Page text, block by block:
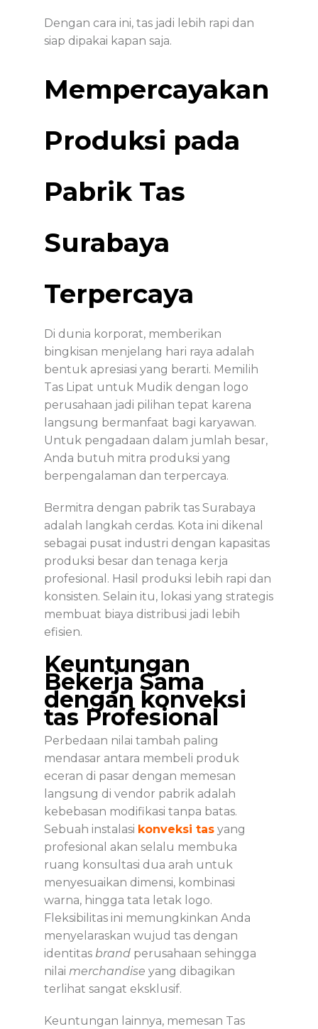
Dengan cara ini, tas jadi lebih rapi dan
siap dipakai kapan saja.
Mempercayakan
Produksi pada
Pabrik Tas
Surabaya
Terpercaya
Di dunia korporat, memberikan
bingkisan menjelang hari raya adalah
bentuk apresiasi yang berarti. Memilih
Tas Lipat untuk Mudik dengan logo
perusahaan jadi pilihan tepat karena
langsung bermanfaat bagi karyawan.
Untuk pengadaan dalam jumlah besar,
Anda butuh mitra produksi yang
berpengalaman dan terpercaya.
Bermitra dengan pabrik tas Surabaya
adalah langkah cerdas. Kota ini dikenal
sebagai pusat industri dengan kapasitas
produksi besar dan tenaga kerja
profesional. Hasil produksi lebih rapi dan
konsisten. Selain itu, lokasi yang strategis
membuat biaya distribusi jadi lebih
efisien.
Keuntungan
Bekerja Sama
dengan konveksi
tas Profesional
Perbedaan nilai tambah paling
mendasar antara membeli produk
eceran di pasar dengan memesan
langsung di vendor pabrik adalah
kebebasan modifikasi tanpa batas.
Sebuah instalasi konveksi tas yang
profesional akan selalu membuka
ruang konsultasi dua arah untuk
menyesuaikan dimensi, kombinasi
warna, hingga tata letak logo.
Fleksibilitas ini memungkinkan Anda
menyelaraskan wujud tas dengan
identitas brand perusahaan sehingga
nilai merchandise yang dibagikan
terlihat sangat eksklusif.
Keuntungan lainnya, memesan Tas